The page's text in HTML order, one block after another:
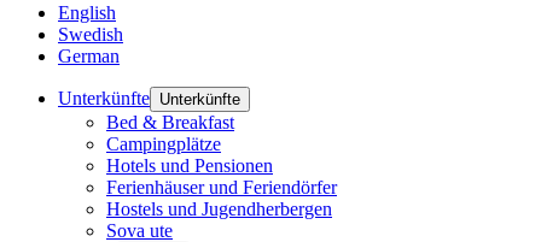
Change language:
English
Swedish
German
Unterkünfte Unterkünfte
Bed & Breakfast
Campingplätze
Hotels und Pensionen
Ferienhäuser und Feriendörfer
Hostels und Jugendherbergen
Sova ute